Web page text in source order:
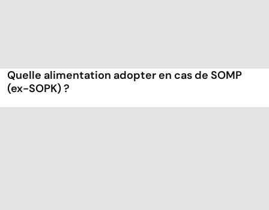
Quelle alimentation adopter en cas de SOMP
(ex-SOPK) ?